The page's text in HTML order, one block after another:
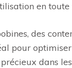
en
des
pour
dans